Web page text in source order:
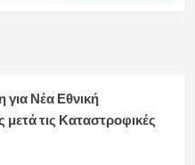
για Νέα Εθνική
τις Καταστροφικές